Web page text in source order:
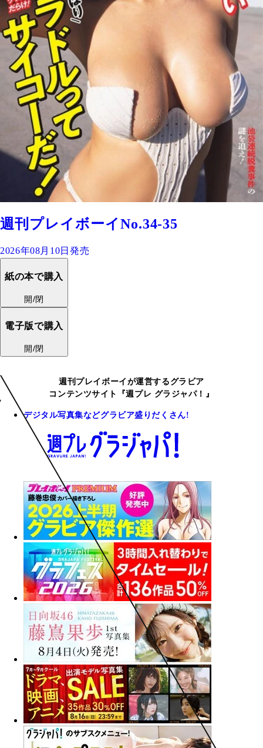
週刊プレイボーイNo.34-35
2026年08月10日発売
紙の本で購入
開/閉
電子版で購入
開/閉
週刊プレイボーイが運営するグラビア
コンテンツサイト『週プレ グラジャパ！』
デジタル写真集などグラビア盛りだくさん!